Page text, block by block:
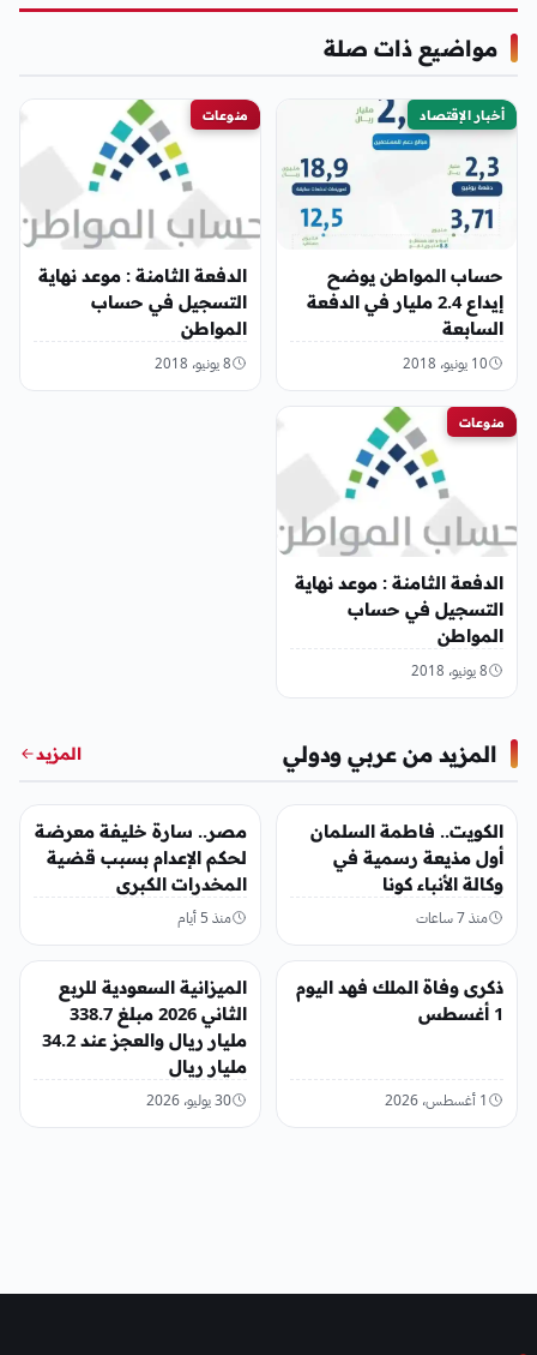
مواضيع ذات صلة
أخبار الإقتصاد
حساب المواطن يوضح
إيداع 2.4 مليار في الدفعة
السابعة
10 يونيو، 2018
منوعات
الدفعة الثامنة : موعد نهاية
التسجيل في حساب
المواطن
8 يونيو، 2018
منوعات
الدفعة الثامنة : موعد نهاية
التسجيل في حساب
المواطن
8 يونيو، 2018
المزيد من عربي ودولي المزيد
الكويت.. فاطمة السلمان
أول مذيعة رسمية في
وكالة الأنباء كونا
منذ 7 ساعات
مصر.. سارة خليفة معرضة
لحكم الإعدام بسبب قضية
المخدرات الكبرى
منذ 5 أيام
عربي ودولي
ذكرى وفاة الملك فهد اليوم
1 أغسطس
1 أغسطس، 2026
عربي ودولي
الميزانية السعودية للربع
الثاني 2026 مبلغ 338.7
مليار ريال والعجز عند 34.2
مليار ريال
30 يوليو، 2026